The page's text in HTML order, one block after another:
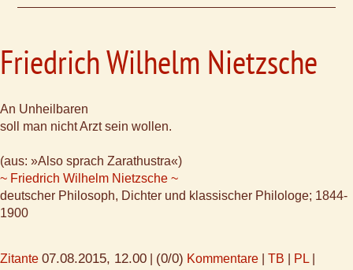
Friedrich Wilhelm Nietzsche
An Unheilbaren
soll man nicht Arzt sein wollen.
(aus: »Also sprach Zarathustra«)
~ Friedrich Wilhelm Nietzsche ~
deutscher Philosoph, Dichter und klassischer Philologe; 1844-
1900
Zitante 07.08.2015, 12.00 (0/0) Kommentare TB PL